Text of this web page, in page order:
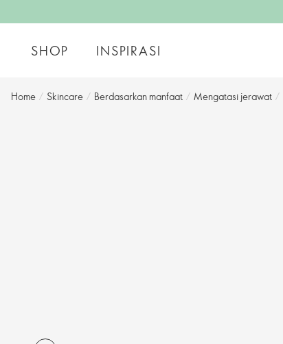
SHOP INSPIRASI
Home / Skincare / Berdasarkan manfaat / Mengatasi jerawat /